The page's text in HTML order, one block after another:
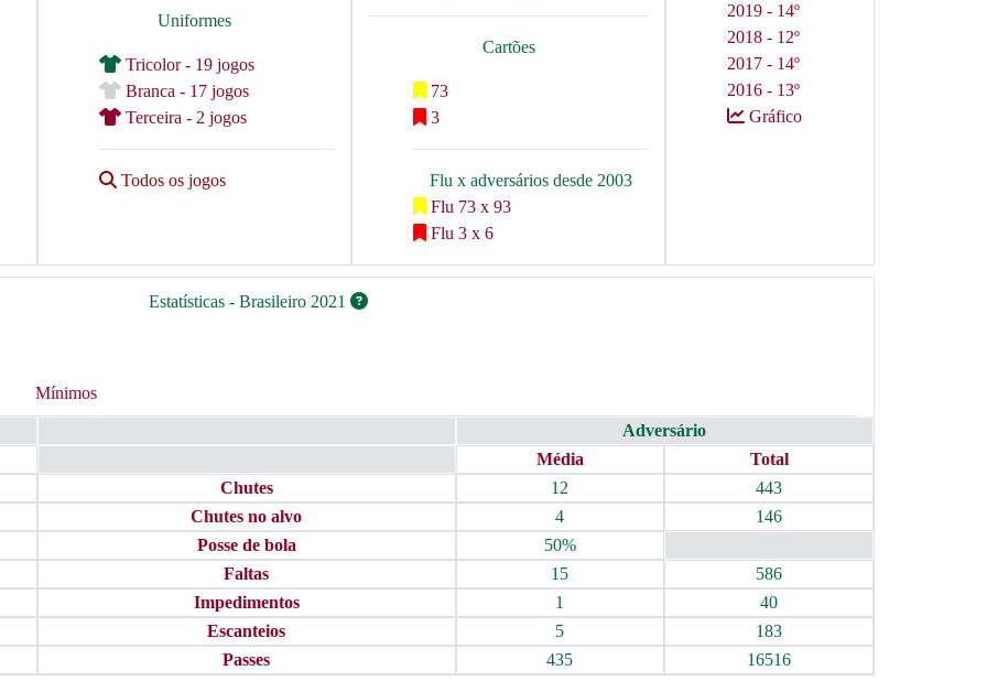
Uniformes
Tricolor - 19 jogos
Branca - 17 jogos
Terceira - 2 jogos
Todos os jogos
Cartões
73
3
Flu x adversários desde 2003
Flu 73 x 93
Flu 3 x 6
2019 - 14º
2018 - 12º
2017 - 14º
2016 - 13º
Gráfico
Estatísticas - Brasileiro 2021
Mínimos
Adversário
Média
Total
Chutes
12
443
Chutes no alvo
4
146
Posse de bola
50%
Faltas
15
586
Impedimentos
1
40
Escanteios
5
183
Passes
435 16516